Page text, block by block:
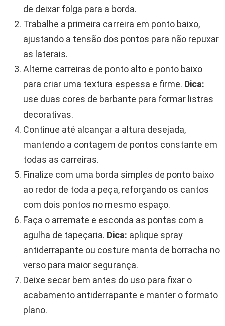
de deixar folga para a borda.
Trabalhe a primeira carreira em ponto baixo,
ajustando a tensão dos pontos para não repuxar
as laterais.
Alterne carreiras de ponto alto e ponto baixo
para criar uma textura espessa e firme. Dica:
use duas cores de barbante para formar listras
decorativas.
Continue até alcançar a altura desejada,
mantendo a contagem de pontos constante em
todas as carreiras.
Finalize com uma borda simples de ponto baixo
ao redor de toda a peça, reforçando os cantos
com dois pontos no mesmo espaço.
Faça o arremate e esconda as pontas com a
agulha de tapeçaria. Dica: aplique spray
antiderrapante ou costure manta de borracha no
verso para maior segurança.
Deixe secar bem antes do uso para fixar o
acabamento antiderrapante e manter o formato
plano.